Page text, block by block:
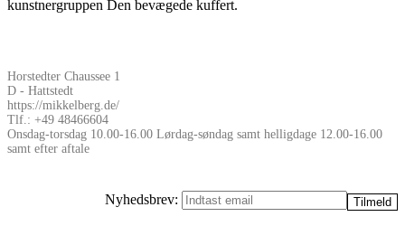
kunstnergruppen Den bevægede kuffert.
Horstedter Chaussee 1
D - Hattstedt
https://mikkelberg.de/
Tlf.: +49 48466604
Onsdag-torsdag 10.00-16.00 Lørdag-søndag samt helligdage 12.00-16.00
samt efter aftale
Nyhedsbrev: